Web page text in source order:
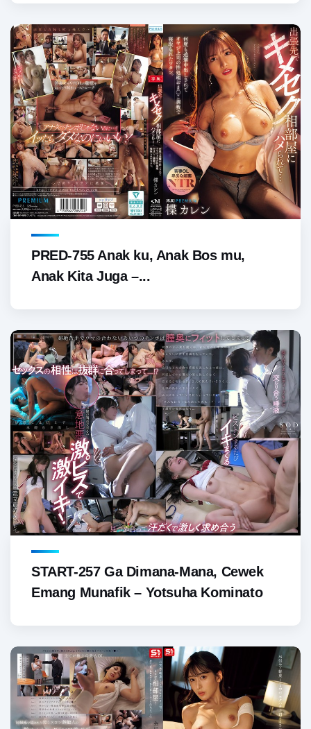
PRED-755 Anak ku, Anak Bos mu,
Anak Kita Juga –...
START-257 Ga Dimana-Mana, Cewek
Emang Munafik – Yotsuha Kominato